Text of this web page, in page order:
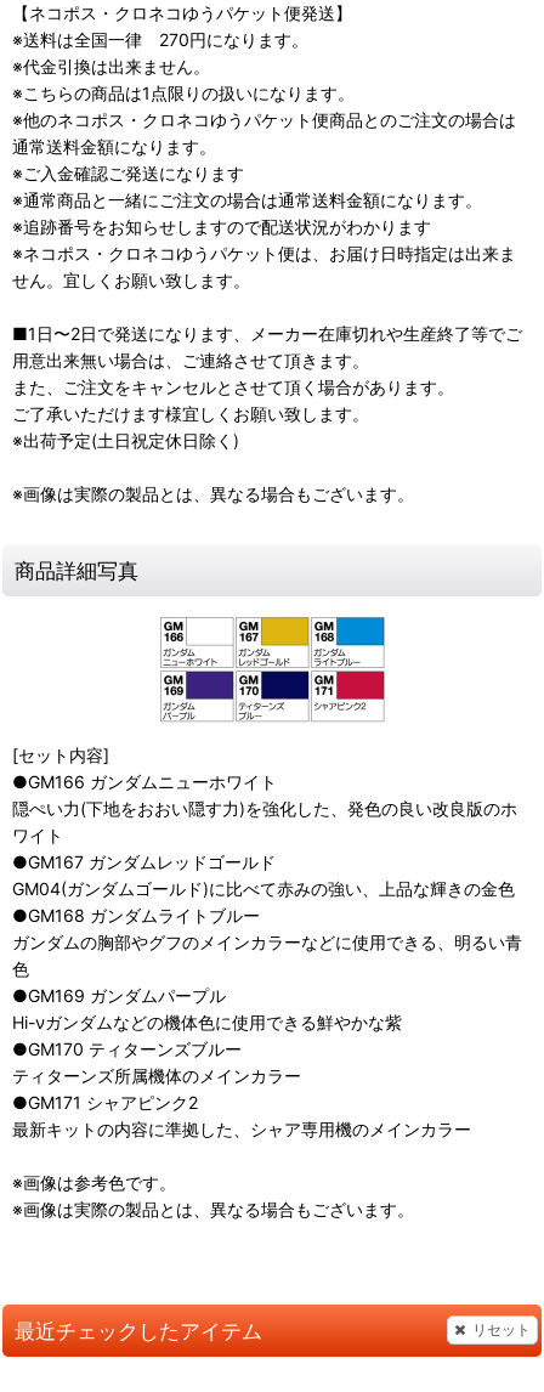
【ネコポス・クロネコゆうパケット便発送】
※送料は全国一律 270円になります。
※代金引換は出来ません。
※こちらの商品は1点限りの扱いになります。
※他のネコポス・クロネコゆうパケット便商品とのご注文の場合は
通常送料金額になります。
※ご入金確認ご発送になります
※通常商品と一緒にご注文の場合は通常送料金額になります。
※追跡番号をお知らせしますので配送状況がわかります
※ネコポス・クロネコゆうパケット便は、お届け日時指定は出来ま
せん。宜しくお願い致します。
■1日〜2日で発送になります、メーカー在庫切れや生産終了等でご
用意出来無い場合は、ご連絡させて頂きます。
また、ご注文をキャンセルとさせて頂く場合があります。
ご了承いただけます様宜しくお願い致します。
※出荷予定(土日祝定休日除く)
※画像は実際の製品とは、異なる場合もございます。
商品詳細写真
[セット内容]
●GM166 ガンダムニューホワイト
隠ぺい力(下地をおおい隠す力)を強化した、発色の良い改良版のホ
ワイト
●GM167 ガンダムレッドゴールド
GM04(ガンダムゴールド)に比べて赤みの強い、上品な輝きの金色
●GM168 ガンダムライトブルー
ガンダムの胸部やグフのメインカラーなどに使用できる、明るい青
色
●GM169 ガンダムパープル
Hi-νガンダムなどの機体色に使用できる鮮やかな紫
●GM170 ティターンズブルー
ティターンズ所属機体のメインカラー
●GM171 シャアピンク2
最新キットの内容に準拠した、シャア専用機のメインカラー
※画像は参考色です。
※画像は実際の製品とは、異なる場合もございます。
最近チェックしたアイテム リセット